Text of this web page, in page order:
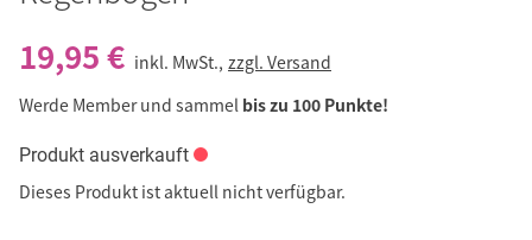
19,95 € inkl. MwSt., zzgl. Versand
Werde Member und sammel bis zu 100 Punkte!
Produkt ausverkauft
Dieses Produkt ist aktuell nicht verfügbar.